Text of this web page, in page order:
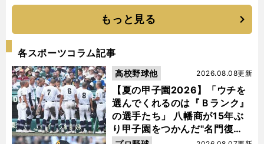
もっと見る
各スポーツコラム記事
【夏の甲子園2026】「ウチを
選んでくれるのは『Ｂランク』
の選手たち」 八幡商が15年ぶ
り甲子園をつかんだ"名門復
2026.08.08更新
高校野球他